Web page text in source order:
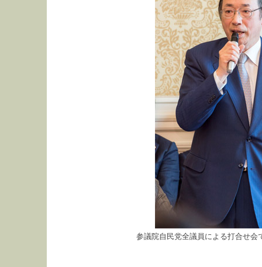
参議院自民党全議員による打合せ会